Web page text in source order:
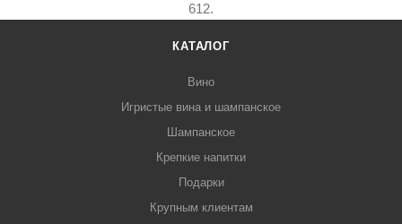
612.
КАТАЛОГ
Вино
Игристые вина и шампанское
Шампанское
Крепкие напитки
Подарки
Крупным клиентам